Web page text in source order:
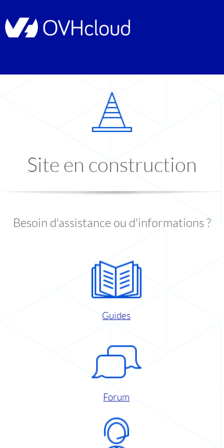
Site en construction
Besoin d'assistance ou d'informations ?
Guides
Forum